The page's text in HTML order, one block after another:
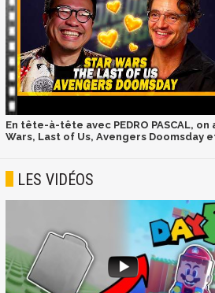
En tête-à-tête avec PEDRO PASCAL,
Wars, Last of Us, Avengers Doomsday
LES VIDÉOS